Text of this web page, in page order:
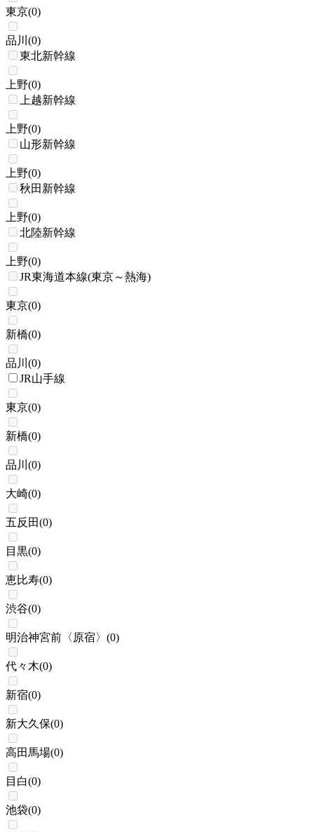
東京(0)
品川 (0)
東北新幹線
上野(0)
上越新幹線
上野(0)
山形新幹線
上野(0)
秋田新幹線
上野(0)
北陸新幹線
上野(0)
JR東海道本線(東京～熱海)
東京(0)
新橋(0)
品川 (0)
JR山手線
東京(0)
新橋(0)
品川 (0)
大崎(0)
五反田(0)
目黒(0)
恵比寿(0)
渋谷(0)
明治神宮前〈原宿〉 (0)
代々木(0)
新宿(0)
新大久保(0)
高田馬場(0)
目白(0)
池袋(0)